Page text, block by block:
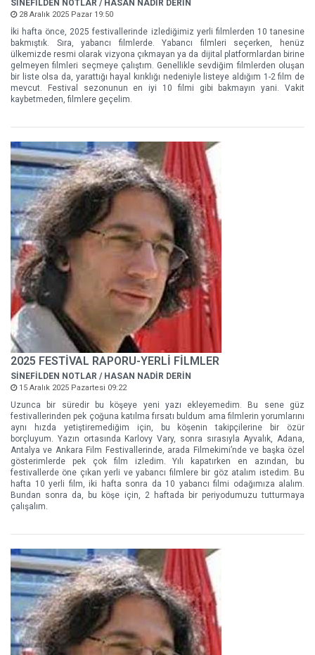
SİNEFİLDEN NOTLAR / HASAN NADİR DERİN
28 Aralık 2025 Pazar 19:50
İki hafta önce, 2025 festivallerinde izlediğimiz yerli filmlerden 10 tanesine
bakmıştık. Sıra, yabancı filmlerde. Yabancı filmleri seçerken, henüz
ülkemizde resmi olarak vizyona çıkmayan ya da dijital platformlardan birine
gelmeyen filmleri seçmeye çalıştım. Genellikle sevdiğim filmlerden oluşan
bir liste olsa da, yarattığı hayal kırıklığı nedeniyle listeye aldığım 1-2 film de
mevcut. Festival sezonunun en iyi 10 filmi gibi bakmayın yani. Vakit
kaybetmeden, filmlere geçelim.
2025 FESTİVAL RAPORU-YERLİ FİLMLER
SİNEFİLDEN NOTLAR / HASAN NADİR DERİN
15 Aralık 2025 Pazartesi 09:22
Uzunca bir süredir bu köşeye yeni yazı ekleyemedim. Bu sene güz
festivallerinden pek çoğuna katılma fırsatı buldum ama filmlerin yorumlarını
aynı hızda yetiştiremediğim için, bu köşenin takipçilerine bir özür
borçluyum. Yazın ortasında Karlovy Vary, sonra sırasıyla Ayvalık, Adana,
Antalya ve Ankara Film Festivallerinde, arada Filmekimi’nde ve başka özel
gösterimlerde pek çok film izledim. Yılı kapatırken en azından, bu
festivallerde öne çıkan yerli ve yabancı filmlere bir göz atalım istedim. Bu
hafta 10 yerli film, iki hafta sonra da 10 yabancı filmi odağımıza alalım.
Bundan sonra da, bu köşe için, 2 haftada bir periyodumuzu tutturmaya
çalışalım.